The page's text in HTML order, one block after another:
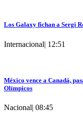
Los Galaxy fichan a Sergi
Internacional| 12:51
México vence a Canadá,
Olímpicos
Nacional| 08:45